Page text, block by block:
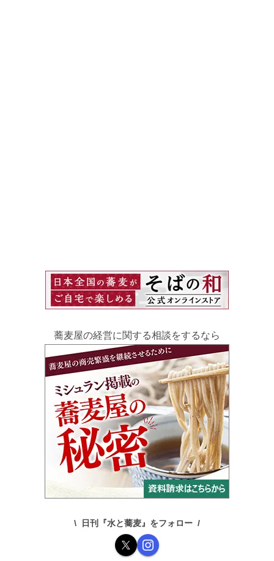
蕎麦屋の経営に関する相談をするなら
日刊『水と蕎麦』をフォロー